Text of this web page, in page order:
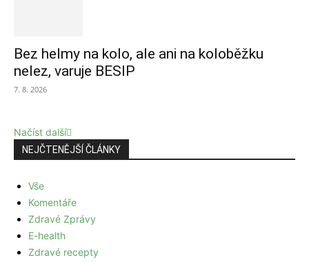
Bez helmy na kolo, ale ani na koloběžku
nelez, varuje BESIP
7. 8. 2026
Načíst další
NEJČTENĚJŠÍ ČLÁNKY
Vše
Komentáře
Zdravé Zprávy
E-health
Zdravé recepty